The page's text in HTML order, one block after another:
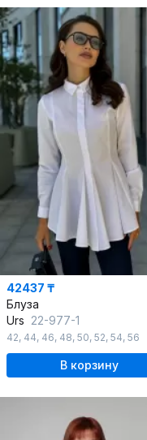
42437 ₸
Блуза
Urs 22-977-1
42, 44, 46, 48, 50, 52, 54, 56
В корзину